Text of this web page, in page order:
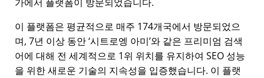
이 플랫폼은 평균적으로 매주 174개국에서 방문되었으
며, 7년 이상 동안 시트로엥 아미 와 같은 프리미엄 검색
어에 대해 전 세계적으로 1위 위치를 유지하여 SEO 성능
을 위한 새로운 기술의 지속성을 입증했습니다. 이 플랫